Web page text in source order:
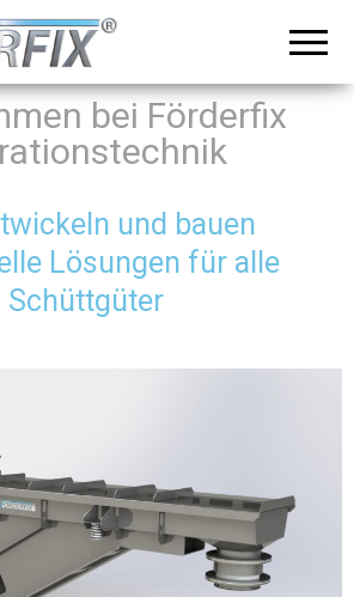
und
Vibrationstische
und
maßgeschneiderte
Lösungen in der
Förder- und
bei Förderfix
und bauen
Lösungen für alle
Schüttgüter